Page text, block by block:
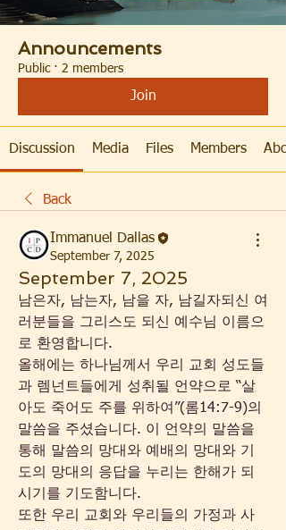
Announcements
Public · 2 members
Join
Discussion Media Files Members
Back
Immanuel Dallas
September 7, 2025
September 7, 2025
남은자, 남는자, 남을 자, 남길자되신 여
러분들을 그리스도 되신 예수님 이름으
로 환영합니다.
올해에는 하나님께서 우리 교회 성도들
과 렘넌트들에게 성취될 언약으로 “살
아도 죽어도 주를 위하여”(롬14:7-9)의
말씀을 주셨습니다. 이 언약의 말씀을
통해 말씀의 망대와 예배의 망대와 기
도의 망대의 응답을 누리는 한해가 되
시기를 기도함니다.
또한 우리 교회와 우리들의 가정과 사